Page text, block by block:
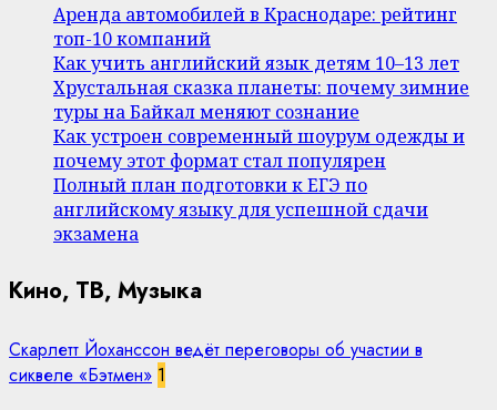
Аренда автомобилей в Краснодаре: рейтинг
топ-10 компаний
Как учить английский язык детям 10–13 лет
Хрустальная сказка планеты: почему зимние
туры на Байкал меняют сознание
Как устроен современный шоурум одежды и
почему этот формат стал популярен
Полный план подготовки к ЕГЭ по
английскому языку для успешной сдачи
экзамена
Кино, ТВ, Музыка
Скарлетт Йоханссон ведёт переговоры об участии в
сиквеле «Бэтмен» 1